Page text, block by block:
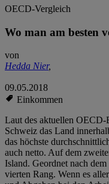
OECD-Vergleich
Wo man am besten
von
Hedda Nier,
09.05.2018
Einkommen
Laut des aktuellen OECD-
Schweiz das Land
das höchste
auch netto. Auf dem
Island. Geordnet nach
vierten Rang. Wenn es